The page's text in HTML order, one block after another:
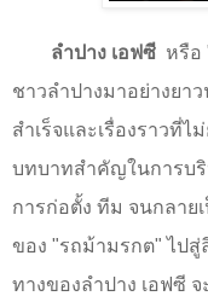
ลำปาง เอฟซี หรือ
ชาวลำปางมาอย่างยา
สำเร็จและเรื่องราวที่
บทบาทสำคัญในการบริ
การก่อตั้ง ทีม จนกลา
ของ "รถม้ามรกต" ไปสู่
ทางของลำปาง เอฟซี จ